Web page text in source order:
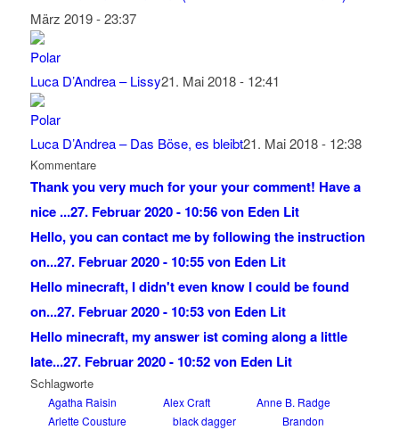
März 2019 - 23:37
Luca D’Andrea – Lissy21. Mai 2018 - 12:41
Luca D’Andrea – Das Böse, es bleibt21. Mai 2018 - 12:38
Kommentare
Thank you very much for your your comment! Have a
nice ...27. Februar 2020 - 10:56 von Eden Lit
Hello, you can contact me by following the instruction
on...27. Februar 2020 - 10:55 von Eden Lit
Hello minecraft, I didn't even know I could be found
on...27. Februar 2020 - 10:53 von Eden Lit
Hello minecraft, my answer ist coming along a little
late...27. Februar 2020 - 10:52 von Eden Lit
Schlagworte
Agatha Raisin Alex Craft
Anne B. Radge
Arlette Cousture
black dagger
Brandon